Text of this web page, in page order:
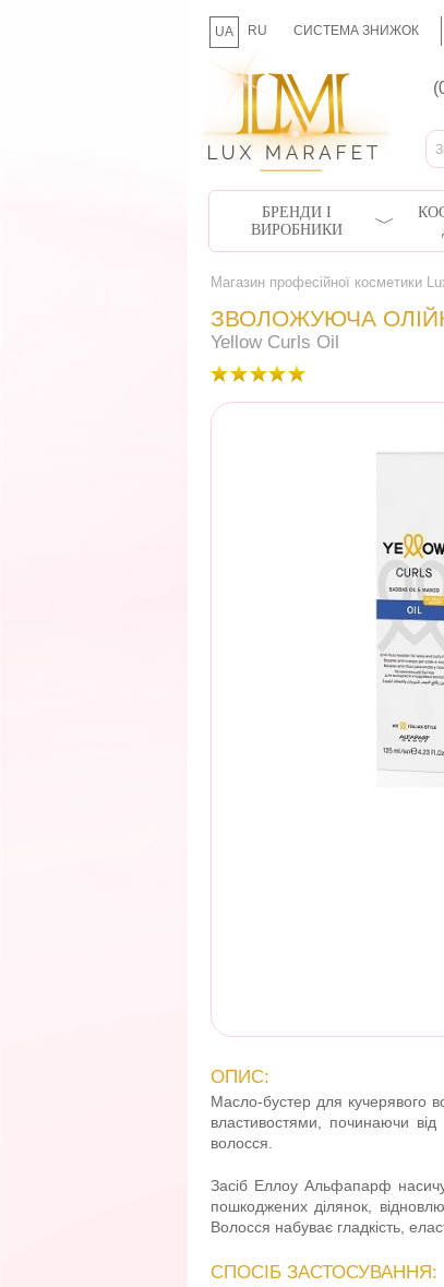
UA RU СИСТЕМА ЗНИЖОК
БРЕНДИ І
ВИРОБНИКИ
Магазин професійної косметики
ЗВОЛОЖУЮЧА
Yellow Curls Oil
ОПИС:
Масло-бустер для кучерявого
властивостями, починаючи від
волосся.
Засіб Еллоу Альфапарф
пошкоджених ділянок,
Волосся набуває гладкість,
СПОСІБ ЗАСТОСУВАННЯ: